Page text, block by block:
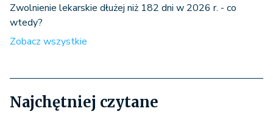
Zwolnienie lekarskie dłużej niż 182 dni w 2026 r. - co
wtedy?
Zobacz wszystkie
Najchętniej czytane